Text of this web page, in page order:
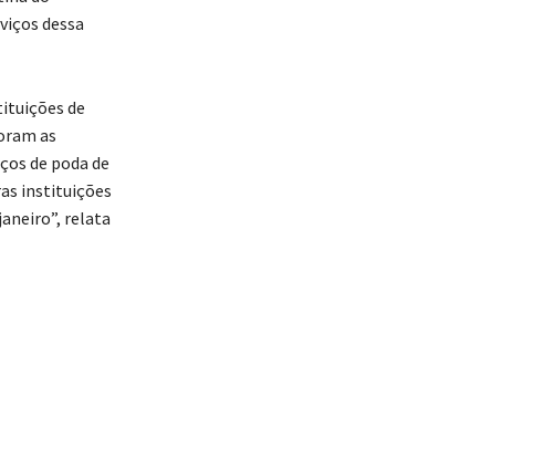
dessa
de
as
de poda de
instituições
relata